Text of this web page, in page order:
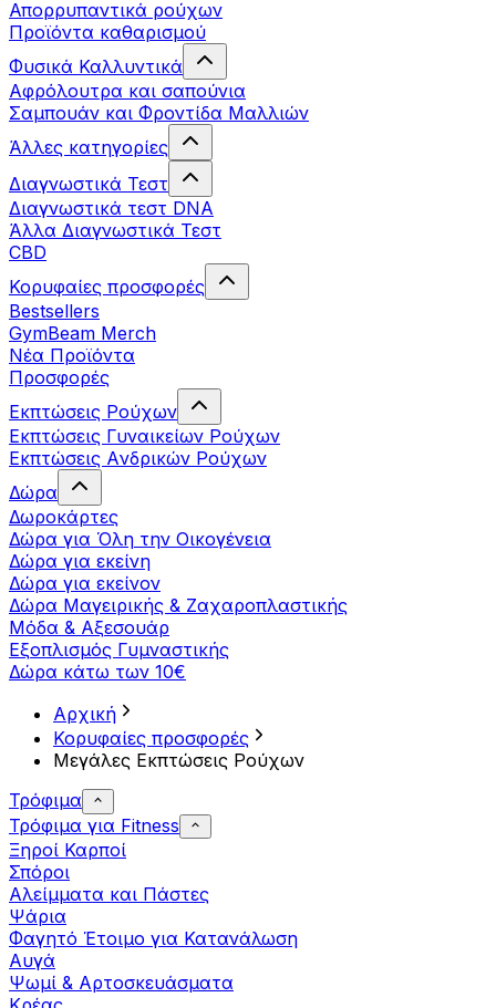
Απορρυπαντικά ρούχων
Προϊόντα καθαρισμού
Φυσικά Καλλυντικά
Αφρόλουτρα και σαπούνια
Σαμπουάν και Φροντίδα Μαλλιών
Άλλες κατηγορίες
Διαγνωστικά Τεστ
Διαγνωστικά τεστ DNA
Άλλα Διαγνωστικά Τεστ
CBD
Κορυφαίες προσφορές
Bestsellers
GymBeam Merch
Νέα Προϊόντα
Προσφορές
Εκπτώσεις Ρούχων
Εκπτώσεις Γυναικείων Ρούχων
Εκπτώσεις Aνδρικών Ρούχων
Δώρα
Δωροκάρτες
Δώρα για Όλη την Οικογένεια
Δώρα για εκείνη
Δώρα για εκείνον
Δώρα Μαγειρικής & Ζαχαροπλαστικής
Μόδα & Αξεσουάρ
Εξοπλισμός Γυμναστικής
Δώρα κάτω των 10€
Αρχική
Κορυφαίες προσφορές
Μεγάλες Εκπτώσεις Ρούχων
Τρόφιμα
Τρόφιμα για Fitness
Ξηροί Καρποί
Σπόροι
Αλείμματα και Πάστες
Ψάρια
Φαγητό Έτοιμο για Κατανάλωση
Αυγά
Ψωμί & Αρτοσκευάσματα